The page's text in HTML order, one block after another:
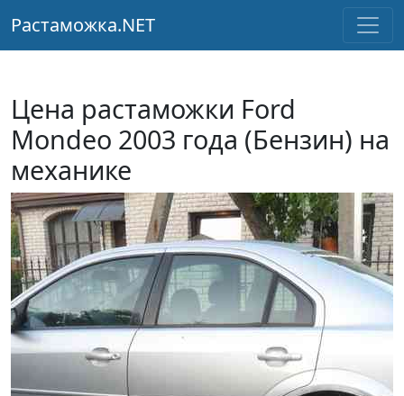
Растаможка.NET
Цена растаможки Ford
Mondeo 2003 года (Бензин) на
механике